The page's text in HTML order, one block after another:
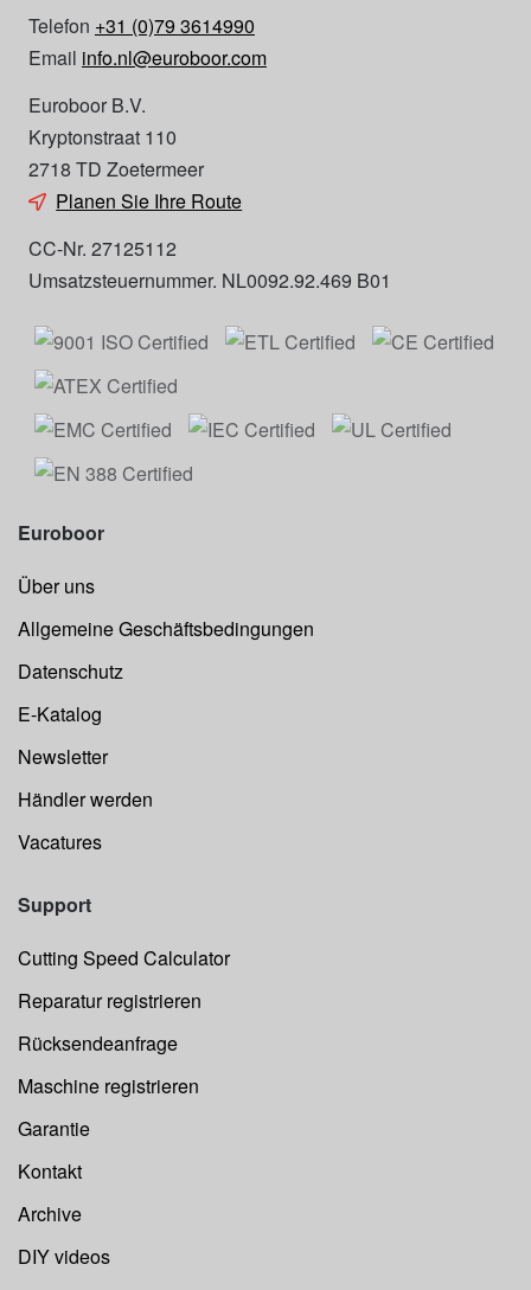
Telefon +31 (0)79 3614990
Email info.nl@euroboor.com
Euroboor B.V.
Kryptonstraat 110
2718 TD Zoetermeer
Planen Sie Ihre Route
CC-Nr. 27125112
Umsatzsteuernummer. NL0092.92.469 B01
Euroboor
Über uns
Allgemeine Geschäftsbedingungen
Datenschutz
E-Katalog
Newsletter
Händler werden
Vacatures
Support
Cutting Speed Calculator
Reparatur registrieren
Rücksendeanfrage
Maschine registrieren
Garantie
Kontakt
Archive
DIY videos